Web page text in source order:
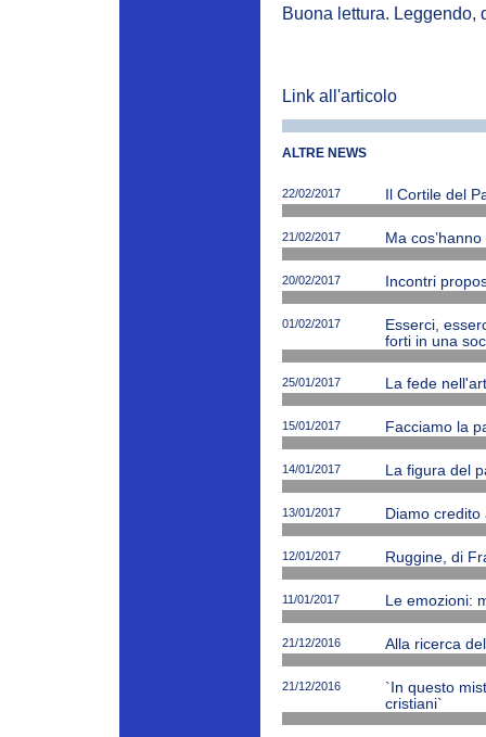
Buona lettura.
Link all'articolo
ALTRE NEWS
22/02/2017 Il Cortile del
21/02/2017 Ma
20/02/2017 Incontri
01/02/2017
Esserci,
forti in una
25/01/2017 La fede
15/01/2017 Facciamo la
14/01/2017 La figura del
13/01/2017 Diamo
12/01/2017 Ruggine, di
11/01/2017 Le emozioni:
21/12/2016 Alla ricerca
21/12/2016
`In questo
cristiani`